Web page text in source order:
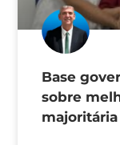
Base
sobre
majoritária